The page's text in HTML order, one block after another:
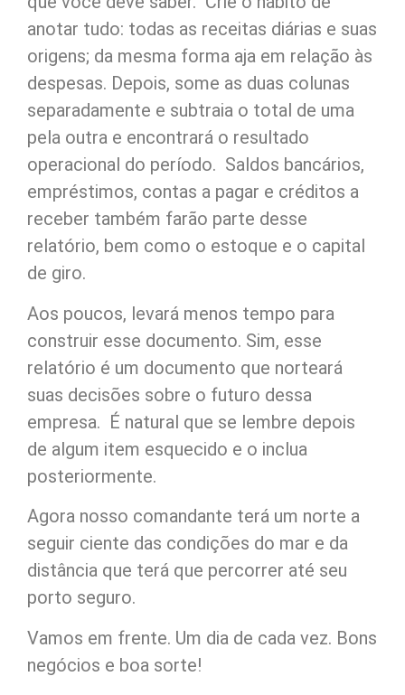
anotar tudo: todas as receitas diárias e suas
origens; da mesma forma aja em relação às
despesas. Depois, some as duas colunas
separadamente e subtraia o total de uma
pela outra e encontrará o resultado
operacional do período. Saldos bancários,
empréstimos, contas a pagar e créditos a
receber também farão parte desse
relatório, bem como o estoque e o capital
de giro.
Aos poucos, levará menos tempo para
construir esse documento. Sim, esse
relatório é um documento que norteará
suas decisões sobre o futuro dessa
empresa. É natural que se lembre depois
de algum item esquecido e o inclua
posteriormente.
Agora nosso comandante terá um norte a
seguir ciente das condições do mar e da
distância que terá que percorrer até seu
porto seguro.
Vamos em frente. Um dia de cada vez. Bons
negócios e boa sorte!